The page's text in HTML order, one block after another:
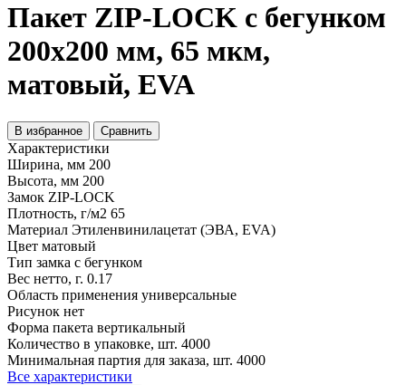
Пакет ZIP-LOCK с бегунком
200х200 мм, 65 мкм,
матовый, EVA
В избранное Сравнить
Характеристики
Ширина, мм 200
Высота, мм 200
Замок ZIP-LOCK
Плотность, г/м2 65
Материал Этиленвинилацетат (ЭВА, EVA)
Цвет матовый
Тип замка с бегунком
Вес нетто, г. 0.17
Область применения универсальные
Рисунок нет
Форма пакета вертикальный
Количество в упаковке, шт. 4000
Минимальная партия для заказа, шт. 4000
Все характеристики